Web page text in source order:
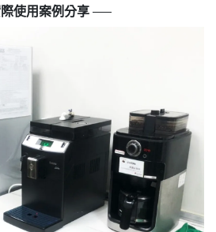
使用案例分享